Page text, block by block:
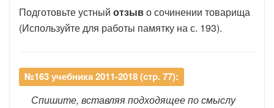
Подготовьте устный отзыво сочинении товарища
(Используйте для работы памятку на с. 193).
№163 учебника 2011-2018 (стр. 77):
Спишите, вставляя подходящее по смыслу